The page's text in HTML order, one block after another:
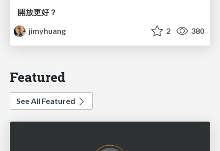
開放更好？
jimyhuang
2 380
Featured
See All Featured